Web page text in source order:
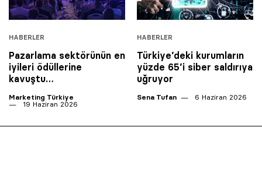
HABERLER
Pazarlama sektörünün en
iyileri ödüllerine
kavuştu…
Marketing Türkiye
19 Haziran 2026
HABERLER
Türkiye’deki kurumların
yüzde 65’i siber saldırıya
uğruyor
Sena Tufan 6 Haziran 2026